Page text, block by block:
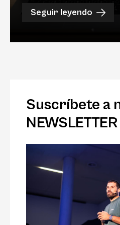
Seguir leyendo
Suscríbete a
NEWSLETTER